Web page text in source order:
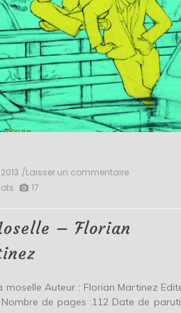
/Laisser un commentaire
Martinez
17
– Florian
moselle Auteur : Florian Martinez
de pages :112 Date de